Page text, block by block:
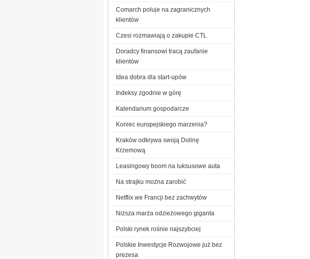
Comarch poluje na zagranicznych
klientów
Czesi rozmawiają o zakupie CTL
Doradcy finansowi tracą zaufanie
klientów
Idea dobra dla start-upów
Indeksy zgodnie w górę
Kalendarium gospodarcze
Koniec europejskiego marzenia?
Kraków odkrywa swoją Dolinę
Krzemową
Leasingowy boom na luksusowe auta
Na strajku można zarobić
Netflix we Francji bez zachwytów
Niższa marża odzieżowego giganta
Polski rynek rośnie najszybciej
Polskie Inwestycje Rozwojowe już bez
prezesa